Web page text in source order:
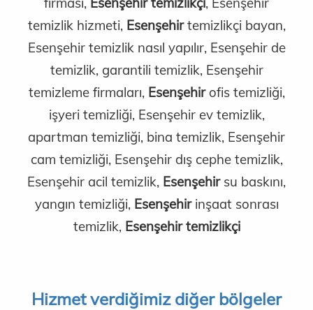
temizlik hizmeti, Esenşehirtemizlikçi bayan,
Esenşehir temizlik nasıl yapılır, Esenşehir de
temizlik, garantili temizlik, Esenşehir
temizleme firmaları, Esenşehirofis temizliği,
işyeri temizliği, Esenşehir ev temizlik,
apartman temizliği, bina temizlik, Esenşehir
cam temizliği, Esenşehir dış cephe temizlik,
Esenşehir acil temizlik, Esenşehirsu baskını,
yangın temizliği, Esenşehirinşaat sonrası
temizlik, Esenşehir temizlikçi
Hizmet verdiğimiz diğer bölgeler